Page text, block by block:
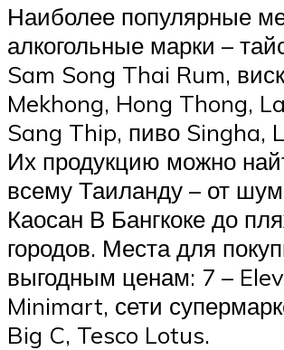
Наиболее популярные
алкогольные марки –
Sam Song Thai Rum,
Mekhong, Hong Thong,
Sang Thip, пиво Singha,
Их продукцию можно
всему Таиланду – от
Каосан В Бангкоке до
городов. Места для
выгодным ценам: 7 –
Minimart, сети
Big C, Tesco Lotus.